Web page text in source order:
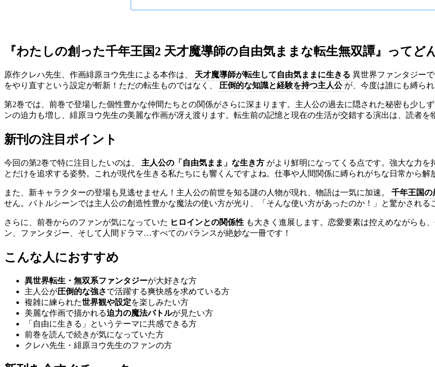
『わたしの創った千年王国2 天才魔導師の自由気ままな転生無双譚』ってど
原作クレハ先生、作画緋原ヨウ先生による本作は、 天才魔導師が転生して自由気ままに生きる 異世界ファンタジー
をやり直すという設定が斬新！ただの転生ものではなく、
圧倒的な知識と経験を持つ主人公 が、今度は誰にも縛ら
第2巻では、前巻で登場した個性豊かな仲間たちとの関係がさらに深まります。主人公の過去に隠された秘密も少しず
ンの迫力も増し、緋原ヨウ先生の美麗な作画が冴え渡ります。転生前の記憶と現在の生活が交錯する演出は、読者を
新刊の注目ポイント
今回の第2巻で特に注目したいのは、 主人公の「自由気まま」な生き方 がより鮮明になってくる点です。強大な力
とだけを追求する姿勢。これが現代を生きる私たちにも響くんですよね。仕事や人間関係に縛られがちな日常から解
また、新キャラクターの登場も見逃せません！主人公の前世を知る謎の人物が現れ、物語は一気に加速。 千年王国の
せん。バトルシーンでは主人公の創造性豊かな魔法の使い方が光り、「そんな使い方があったのか！」と驚かされる
さらに、前巻からのファンが気になっていた ヒロインとの関係性 も大きく進展します。恋愛要素は控えめながらも
ン、ファンタジー、そして人間ドラマ…すべてのバランスが絶妙な一冊です！
こんな人におすすめ
異世界転生・無双系ファンタジーが大好きな方
主人公が圧倒的な強さで活躍する爽快感を求めている方
複雑に練られた世界観や設定を楽しみたい方
美麗な作画で描かれる迫力の魔法バトルが見たい方
「自由に生きる」というテーマに共感できる方
前巻を読んで続きが気になっていた方
クレハ先生・緋原ヨウ先生のファンの方